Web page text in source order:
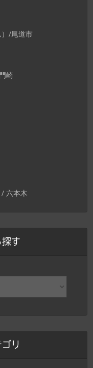
/尾道市
崎
六本木
探す
リ